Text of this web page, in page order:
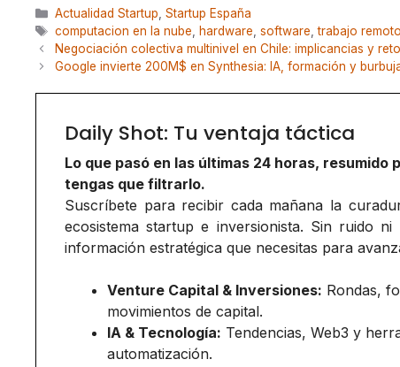
Categorías
Actualidad Startup Startup España
Etiquetas
computacion en la nube hardware software ,trabajo remoto
Negociación colectiva multinivel en Chile: implicancias y
Google invierte 200M$ en Synthesia: IA, formación y
Daily Shot: Tu ventaja táctica
Lo que pasó en las últimas 24 horas, resumido
tengas que filtrarlo.
Suscríbete para recibir cada mañana la
ecosistema startup e inversionista. Sin ruido
información estratégica que necesitas para
Venture Capital & Inversiones: Rondas,
movimientos de capital.
IA & Tecnología: Tendencias, Web3 y
automatización.